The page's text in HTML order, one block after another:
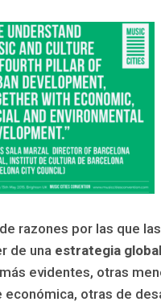
razones por las que
de una estrategia
evidentes, otras
económica, otras de